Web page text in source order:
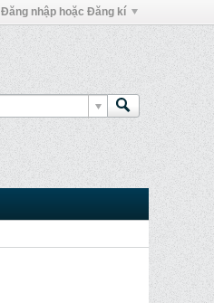
Đăng nhập hoặc Đăng kí